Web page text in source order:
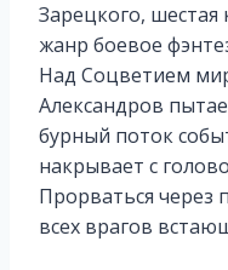
Зарецкого,
жанр боевое
Над Соцветием
Александров
бурный поток
накрывает с
Прорваться через
всех врагов